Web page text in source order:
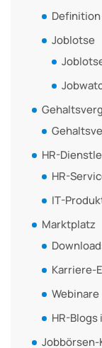
Joblotse
HR-
HR-
IT-
Marktplatz
Karriere-
Webinare
HR-
Jobbörsen-